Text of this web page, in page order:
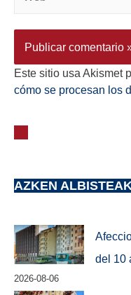
Este sitio usa Akismet
cómo se procesan los
AZKEN ALBISTEAK
del 10
2026-08-06